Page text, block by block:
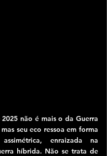
não é mais o da Guerra
seu eco ressoa em forma
assimétrica, enraizada na
híbrida. Não se trata de